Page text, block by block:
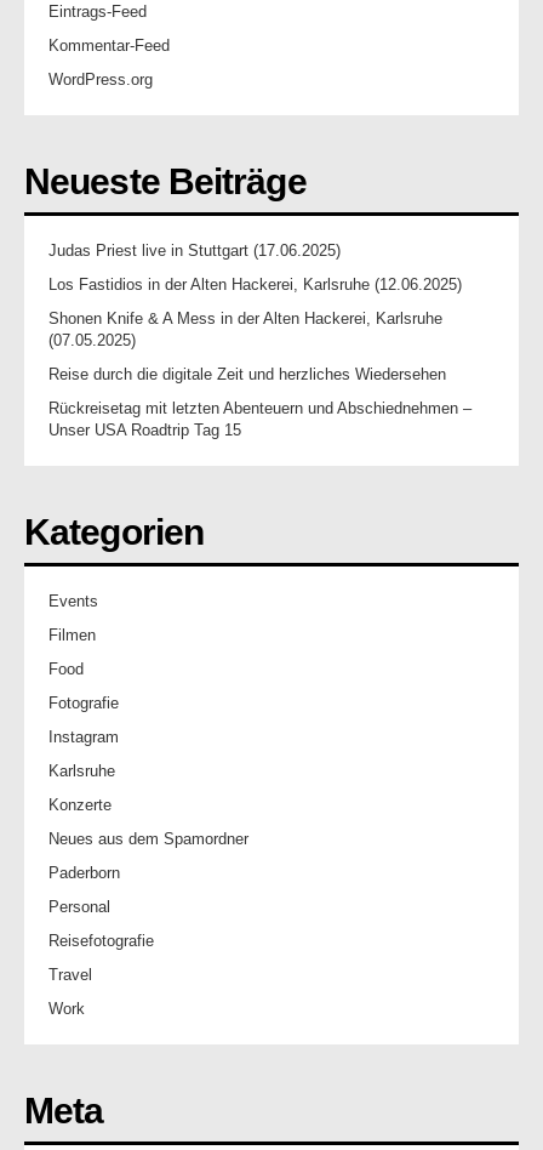
Eintrags-Feed
Kommentar-Feed
WordPress.org
Neueste Beiträge
Judas Priest live in Stuttgart (17.06.2025)
Los Fastidios in der Alten Hackerei, Karlsruhe (12.06.2025)
Shonen Knife & A Mess in der Alten Hackerei, Karlsruhe
(07.05.2025)
Reise durch die digitale Zeit und herzliches Wiedersehen
Rückreisetag mit letzten Abenteuern und Abschiednehmen –
Unser USA Roadtrip Tag 15
Kategorien
Events
Filmen
Food
Fotografie
Instagram
Karlsruhe
Konzerte
Neues aus dem Spamordner
Paderborn
Personal
Reisefotografie
Travel
Work
Meta